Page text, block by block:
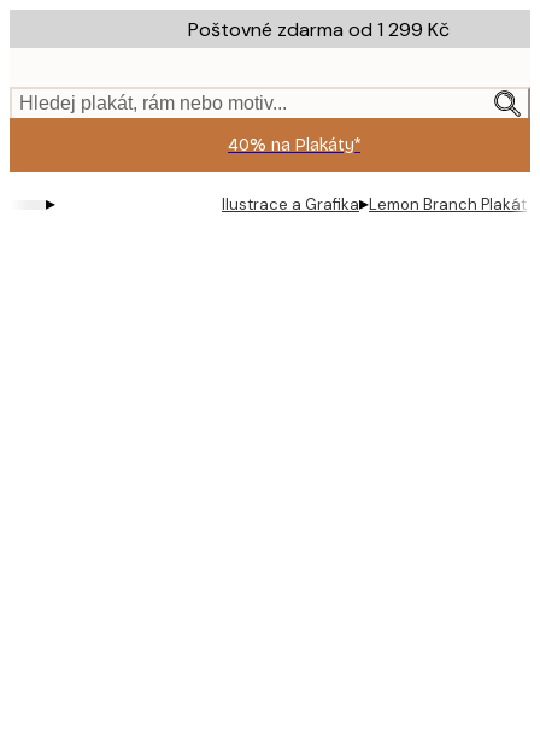
to
content.
Poštovné zdarma od 1 299 Kč
Hledej plakát, rám nebo motiv...
40% na Plakáty*
▸ Ilustrace a Grafika▸Lemon Branch Plakát